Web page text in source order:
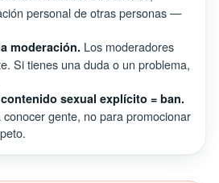
personal de otras personas —
moderación. Los moderadores
Si tienes una duda o un problema,
sexual explícito = ban.
gente, no para promocionar